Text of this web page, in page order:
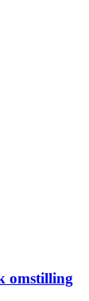
omstilling